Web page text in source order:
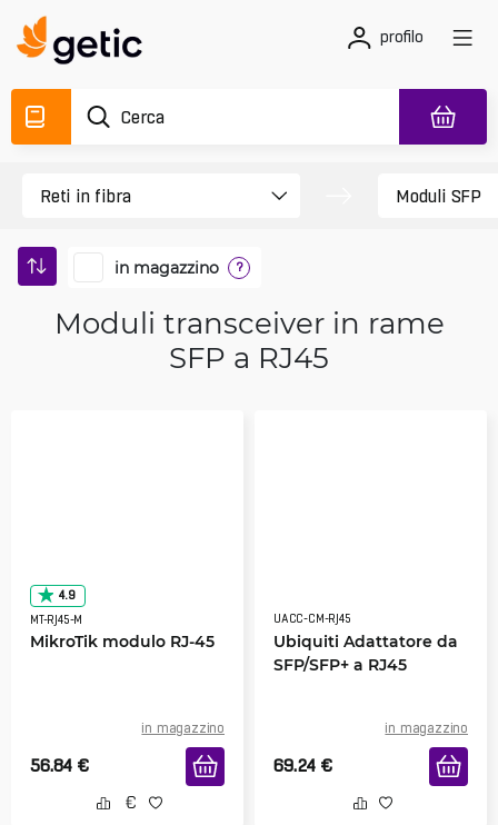
profilo
in magazzino ?
Moduli transceiver in rame
SFP a RJ45
4.9
MT-RJ45-M
MikroTik modulo RJ-45
in magazzino
56.84 €
UACC-CM-RJ45
Ubiquiti Adattatore da
SFP/SFP+ a RJ45
in magazzino
69.24 €